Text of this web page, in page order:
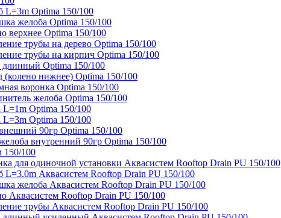
L=3m Optima 150/100
желоба Optima 150/100
верхнее Optima 150/100
трубы на дерево Optima 150/100
трубы на кирпич Optima 150/100
Optima 150/100
(колено нижнее) Optima 150/100
воронка Optima 150/100
желоба Optima 150/100
L=1m Optima 150/100
L=3m Optima 150/100
90гр Optima 150/100
внутренний 90гр Optima 150/100
150/100
для одиночной установки Аквасистем Rooftop Drain PU 150/100
L=3.0m Аквасистем Rooftop Drain PU 150/100
желоба Аквасистем Rooftop Drain PU 150/100
Аквасистем Rooftop Drain PU 150/100
трубы Аквасистем Rooftop Drain PU 150/100